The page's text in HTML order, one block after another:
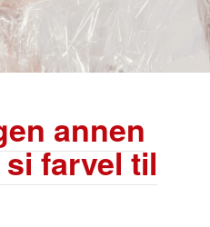
annen
farvel til